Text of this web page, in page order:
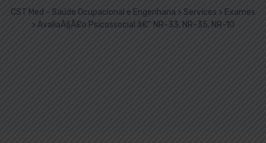
CST Med - Saúde Ocupacional e Engenharia > Services > Exames
> AvaliaÃ§Ã£o Psicossocial â€“ NR-33, NR-35, NR-10